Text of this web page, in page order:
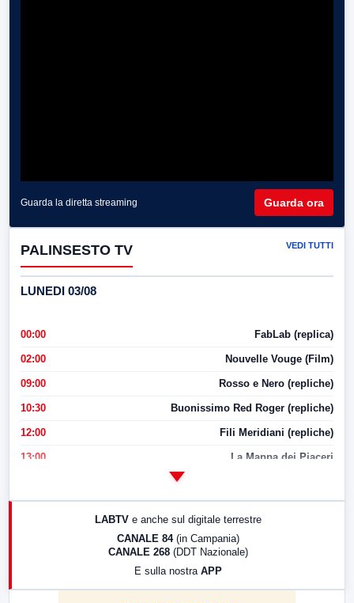
Guarda la diretta streaming Guarda ora
PALINSESTO TV VEDI TUTTI
LUNEDI 03/08
00:00 FabLab (replica)
02:00 Nouvelle Vouge (Film)
09:00 Rosso e Nero (repliche)
10:30 Buonissimo Red Roger (repliche)
12:00 Fili Meridiani (repliche)
13:00 La Mappa dei Piaceri
LABTV e anche sul digitale terrestre
CANALE 84 (in Campania)
CANALE 268 (DDT Nazionale)
E sulla nostra APP